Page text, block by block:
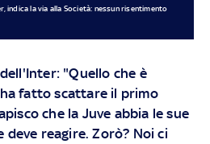
la via alla Società: nessun risentimento
"Quello che è
fatto scattare il primo
che la Juve abbia le sue
deve reagire. Zorò? Noi ci